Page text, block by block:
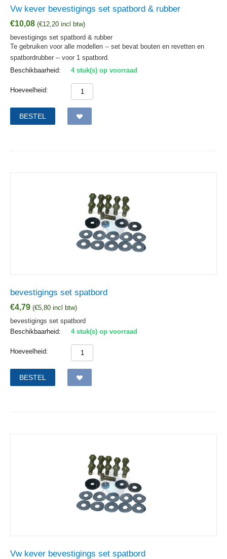
Vw kever bevestigings set spatbord & rubber
€10,08 (€12,20 incl btw)
bevestigings set spatbord & rubber
Te gebruiken voor alle modellen -- set bevat bouten en revetten en
spatbordrubber -- voor 1 spatbord.
Beschikbaarheid:
4 stuk(s) op voorraad
Hoeveelheid:
BESTEL
bevestigings set spatbord
€4,79 (€5,80 incl btw)
bevestigings set spatbord
Beschikbaarheid:
4 stuk(s) op voorraad
Hoeveelheid:
BESTEL
Vw kever bevestigings set spatbord